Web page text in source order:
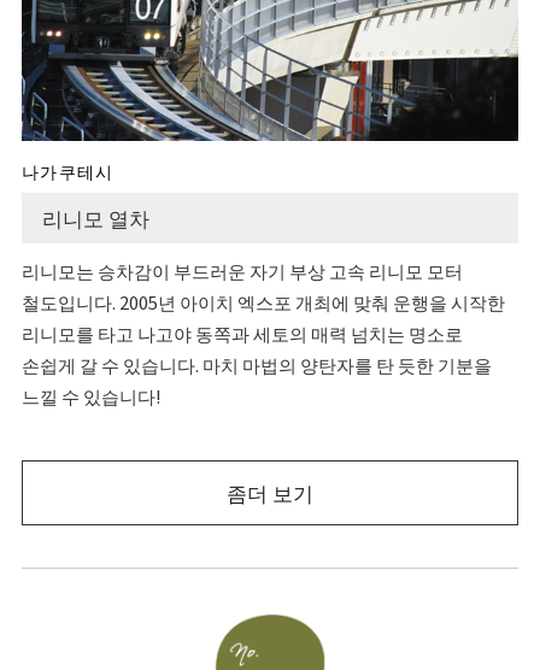
나가쿠테시
리니모 열차
리니모는 승차감이 부드러운 자기 부상 고속 리니모 모터
철도입니다. 2005년 아이치 엑스포 개최에 맞춰 운행을 시작한
리니모를 타고 나고야 동쪽과 세토의 매력 넘치는 명소로
손쉽게 갈 수 있습니다. 마치 마법의 양탄자를 탄 듯한 기분을
느낄 수 있습니다!
좀더 보기